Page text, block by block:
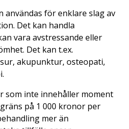
användas för enklare slag av
Det kan handla
vara avstressande eller
Det kan t.ex.
akupunktur, osteopati,
som inte innehåller moment
på 1 000 kronor per
mer än